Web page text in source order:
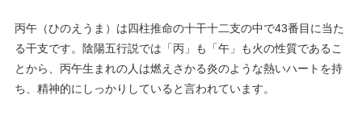
丙午（ひのえうま）は四柱推命の十干十二支の中で43番目に当た
る干支です。陰陽五行説では「丙」も「午」も火の性質であるこ
とから、丙午生まれの人は燃えさかる炎のような熱いハートを持
ち、精神的にしっかりしていると言われています。